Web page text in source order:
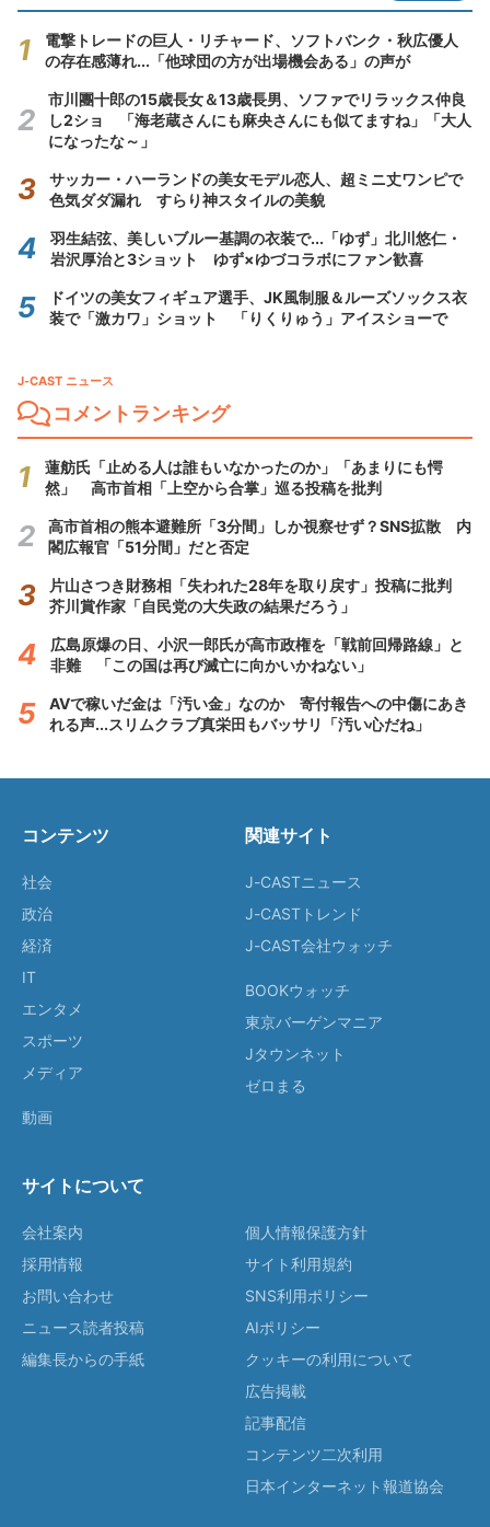
電撃トレードの巨人・リチャード、ソフトバンク・秋広優人
の存在感薄れ...「他球団の方が出場機会ある」の声が
市川團十郎の15歳長女＆13歳長男、ソファでリラックス仲良
し2ショ 「海老蔵さんにも麻央さんにも似てますね」「大人
になったな～」
サッカー・ハーランドの美女モデル恋人、超ミニ丈ワンピで
色気ダダ漏れ すらり神スタイルの美貌
羽生結弦、美しいブルー基調の衣装で...「ゆず」北川悠仁・
岩沢厚治と3ショット ゆず×ゆづコラボにファン歓喜
ドイツの美女フィギュア選手、JK風制服＆ルーズソックス衣
装で「激カワ」ショット 「りくりゅう」アイスショーで
J-CAST ニュース
コメントランキング
蓮舫氏「止める人は誰もいなかったのか」「あまりにも愕
然」 高市首相「上空から合掌」巡る投稿を批判
高市首相の熊本避難所「3分間」しか視察せず？SNS拡散 内
閣広報官「51分間」だと否定
片山さつき財務相「失われた28年を取り戻す」投稿に批判
芥川賞作家「自民党の大失政の結果だろう」
広島原爆の日、小沢一郎氏が高市政権を「戦前回帰路線」と
非難 「この国は再び滅亡に向かいかねない」
AVで稼いだ金は「汚い金」なのか 寄付報告への中傷にあき
れる声...スリムクラブ真栄田もバッサリ「汚い心だね」
コンテンツ
社会
政治
経済
IT
エンタメ
スポーツ
メディア
動画
関連サイト
J-CASTニュース
J-CASTトレンド
J-CAST会社ウォッチ
BOOKウォッチ
東京バーゲンマニア
Jタウンネット
ゼロまる
サイトについて
会社案内
採用情報
お問い合わせ
ニュース読者投稿
編集長からの手紙
個人情報保護方針
サイト利用規約
SNS利用ポリシー
AIポリシー
クッキーの利用について
広告掲載
記事配信
コンテンツ二次利用
日本インターネット報道協会